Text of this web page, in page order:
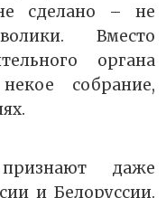
сделано – не
Вместо
органа
собрание,
даже
и Белоруссии.